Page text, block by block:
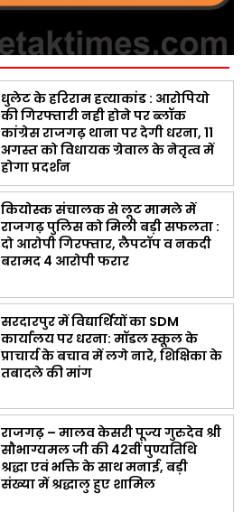
धुलेट के हरिराम हत्याकांड : आरोपियो
की गिरफ्तारी नही होने पर ब्लॉक
कांग्रेस राजगढ़ थाना पर देगी धरना, 11
अगस्त को विधायक ग्रेवाल के नेतृत्व में
होगा प्रदर्शन
कियोस्क संचालक से लूट मामले में
राजगढ़ पुलिस को मिली बड़ी सफलता :
दो आरोपी गिरफ्तार, लैपटॉप व नकदी
बरामद 4 आरोपी फरार
सरदारपुर में विद्यार्थियों का SDM
कार्यालय पर धरना: मॉडल स्कूल के
प्राचार्य के बचाव में लगे नारे, शिक्षिका के
तबादले की मांग
राजगढ़ – मालव केसरी पूज्य गुरुदेव श्री
सौभाग्यमल जी की 42वीं पुण्यतिथि
श्रद्धा एवं भक्ति के साथ मनाई, बड़ी
संख्या में श्रद्धालु हुए शामिल